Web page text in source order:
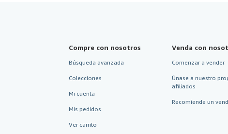
Compre con nosotros
Búsqueda avanzada
Colecciones
Mi cuenta
Mis pedidos
Ver carrito
Venda con
Comenzar a vender
Únase a nuestro
afiliados
Recomiende un